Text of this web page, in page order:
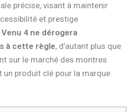
précise, visant à maintenir
et prestige
Venu 4 ne dérogera
à cette règle, d’autant plus que
sur le marché des montres
produit clé pour la marque